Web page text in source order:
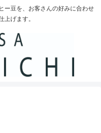
ー豆を、お客さんの好みに合わせ
上げます。